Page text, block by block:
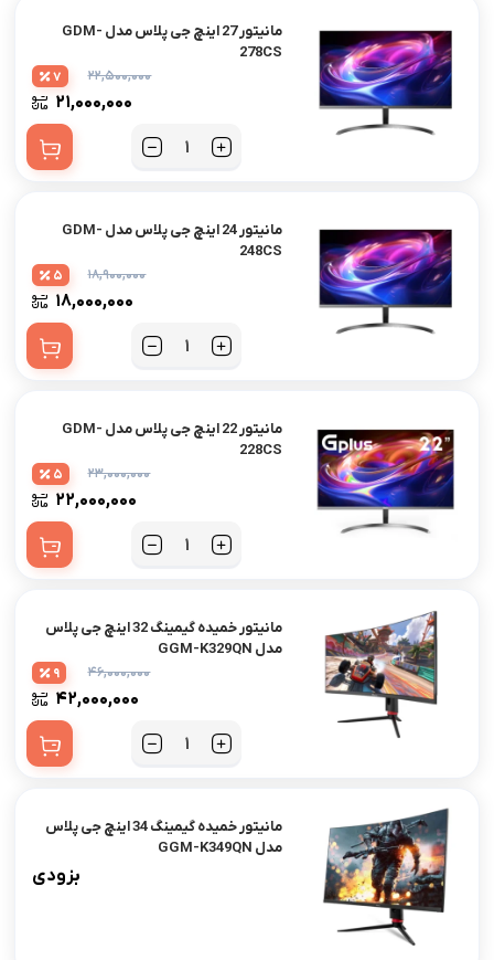
مانیتور 27 اینچ جی پلاس مدل GDM-
278CS
۲۲,۵۰۰,۰۰۰
۲۱,۰۰۰,۰۰۰
7
مانیتور 24 اینچ جی پلاس مدل GDM-
248CS
۱۸,۹۰۰,۰۰۰
۱۸,۰۰۰,۰۰۰
5
مانیتور 22 اینچ جی پلاس مدل GDM-
228CS
۲۳,۰۰۰,۰۰۰
۲۲,۰۰۰,۰۰۰
5
مانیتور خمیده گیمینگ 32 اینچ جی پلاس
مدل GGM-K329QN
۴۶,۰۰۰,۰۰۰
۴۲,۰۰۰,۰۰۰
9
مانیتور خمیده گیمینگ 34 اینچ جی پلاس
مدل GGM-K349QN
بزودی